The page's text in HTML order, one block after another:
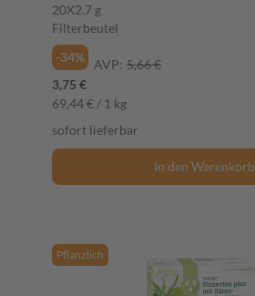
20X2.7 g
Filterbeutel
-34%
AVP: 5,66 €
3,75 €
69,44 € / 1 kg
sofort lieferbar
In den Warenkorb
Pflanzlich